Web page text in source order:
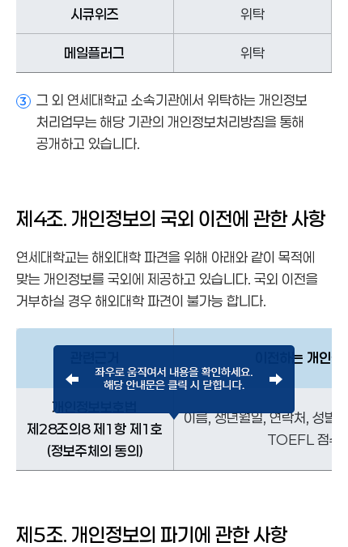
시큐위즈 위탁
메일플러그 위탁
3
그 외 연세대학교 소속기관에서 위탁하는 개인정보
처리업무는 해당 기관의 개인정보처리방침을 통해
공개하고 있습니다.
제4조. 개인정보의 국외 이전에 관한 사항
연세대학교는 해외대학 파견을 위해 아래와 같이 목적에
맞는 개인정보를 국외에 제공하고 있습니다. 국외 이전을
거부하실 경우 해외대학 파견이 불가능 합니다.
이전하는 개인정보
개인정보보호법
제28조의8 제1항 제1호
(정보주체의 동의)
이름, 생년월일, 연락처, 성별,
TOEFL 점수
제5조. 개인정보의 파기에 관한 사항